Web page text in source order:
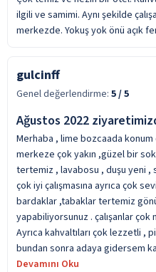
ilgili ve samimi. Aynı şekilde
merkezde. Yokuş yok önü açık
gulcinff
Genel değerlendirme: 5/ 5
Ağustos 2022
Merhaba , lime bozcaada
merkeze çok yakın ,güzel bir
tertemiz , lavabosu , duşu yeni ,
çok iyi çalışmasına ayrıca çok
bardaklar ,tabaklar tertemiz gönül
yapabiliyorsunuz . çalışanlar
Ayrıca kahvaltıları çok lezzetli ,
bundan sonra adaya gidersem
Devamını Oku